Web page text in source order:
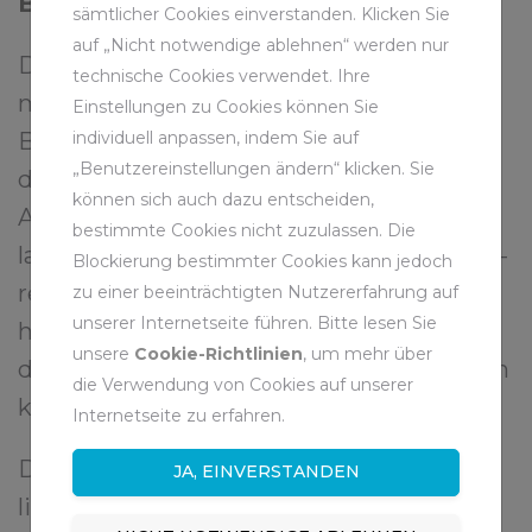
Die RAG hat eine Pilotstudie zu
möglichen PCB-Belastungen von
Bergleuten initiiert und die Ergebnisse
der Studie im Januar 2019 veröffentlicht.
Ausgangspunkt war die Frage, ob eine
lange zurückliegende Belastung im Blut –
resultierend aus dem Einsatz von PCB-
haltigen Flüssigkeiten im Bergbau bis in
die 1980er Jahre – seriös ermittelt werden
kann.
Das Ergebnis: Bei 96 der 210 Bergleute
ließ sich nachweisen, dass sie während
sämtlicher Cookies einverstanden. Klicken Sie
auf „Nicht notwendige ablehnen“ werden nur
technische Cookies verwendet. Ihre
Einstellungen zu Cookies können Sie
individuell anpassen, indem Sie auf
„Benutzereinstellungen ändern“ klicken. Sie
können sich auch dazu entscheiden,
bestimmte Cookies nicht zuzulassen. Die
Blockierung bestimmter Cookies kann jedoch
zu einer beeinträchtigten Nutzererfahrung auf
unserer Internetseite führen. Bitte lesen Sie
unsere Cookie-Richtlinien, um mehr über
die Verwendung von Cookies auf unserer
Internetseite zu erfahren.
JA, EINVERSTANDEN